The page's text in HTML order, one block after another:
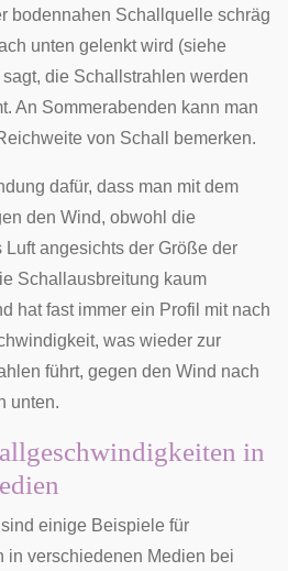
bodennahen Schallquelle schräg
unten gelenkt wird (siehe
sagt, die Schallstrahlen werden
An Sommerabenden kann man
von Schall bemerken.
dafür, dass man mit dem
den Wind, obwohl die
angesichts der Größe der
Schallausbreitung kaum
hat fast immer ein Profil mit nach
was wieder zur
führt, gegen den Wind nach
unten.
in
einige Beispiele für
in verschiedenen Medien bei